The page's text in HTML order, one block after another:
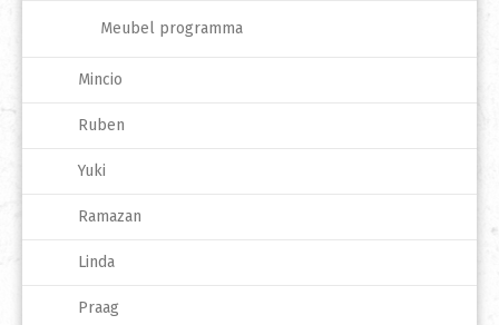
Meubel programma
Mincio
Ruben
Yuki
Ramazan
Linda
Praag